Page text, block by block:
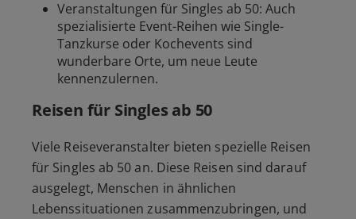
Veranstaltungen für Singles ab 50: Auch
spezialisierte Event-Reihen wie Single-
Tanzkurse oder Kochevents sind
wunderbare Orte, um neue Leute
kennenzulernen.
Reisen für Singles ab 50
Viele Reiseveranstalter bieten spezielle Reisen
für Singles ab 50 an. Diese Reisen sind darauf
ausgelegt, Menschen in ähnlichen
Lebenssituationen zusammenzubringen, und